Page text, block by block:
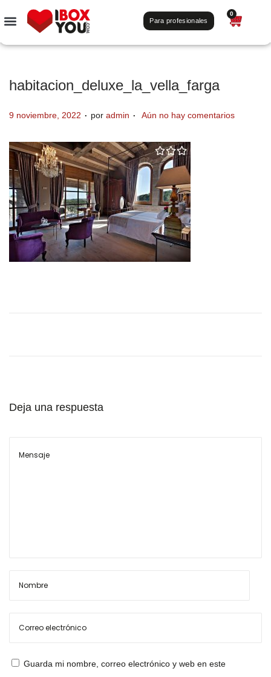
Para profesionales
0
habitacion_deluxe_la_vella_farga
P
b
i
c
a
d
9 noviembre, 2022 . por admin . Aún no hay comentarios
Deja una respuesta
Guarda mi nombre, correo electrónico y web en este